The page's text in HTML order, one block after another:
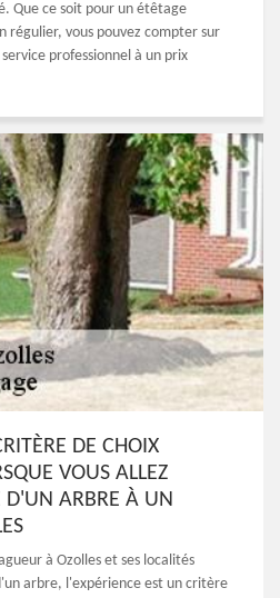
Que ce soit pour un étêtage
régulier, vous pouvez compter sur
professionnel à un prix
DE CHOIX
VOUS ALLEZ
D'UN ARBRE À UN
à Ozolles et ses localités
arbre, l'expérience est un critère